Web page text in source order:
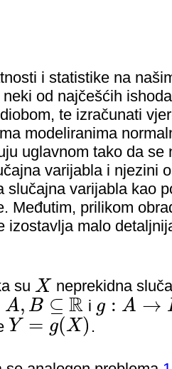
i statistike na
od najčešćih
te izračunati
modeliranima
uglavnom tako da se
varijabla i njezini
slučajna varijabla kao
Međutim, prilikom
izostavlja malo
su X
X
neprekidna
A, B ⊆ R
A,B ⊆ R i g : A →
g:A → B
Y = g(X)
Y= X) .